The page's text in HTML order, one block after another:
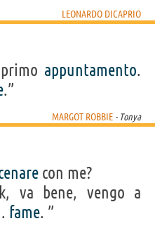
LEONARDO DICAPRIO
appuntamento.
.”
MARGOT ROBBIE - Tonya
con me?
va bene, vengo a
fame. ”